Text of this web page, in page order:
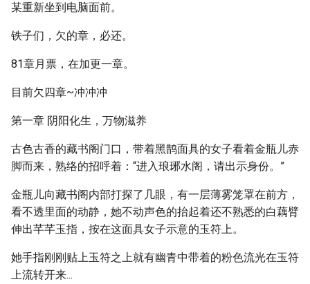
某重新坐到电脑面前。
铁子们，欠的章，必还。
81章月票，在加更一章。
目前欠四章~冲冲冲
第一章 阴阳化生，万物滋养
古色古香的藏书阁门口，带着黑鹊面具的女子看着金瓶儿赤
脚而来，熟络的招呼着：“进入琅琊水阁，请出示身份。”
金瓶儿向藏书阁内部打探了几眼，有一层薄雾笼罩在前方，
看不透里面的动静，她不动声色的抬起着还不熟悉的白藕臂
伸出芊芊玉指，按在这面具女子示意的玉符上。
她手指刚刚贴上玉符之上就有幽青中带着的粉色流光在玉符
上流转开来...